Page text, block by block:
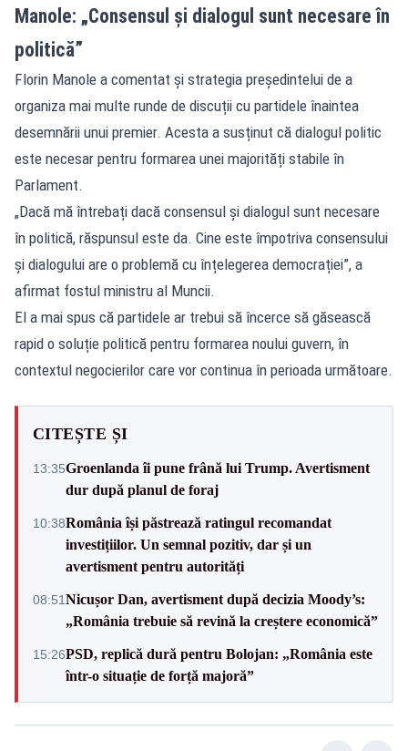
Manole: „Consensul și dialogul sunt necesare în
politică”
Florin Manole a comentat și strategia președintelui de a
organiza mai multe runde de discuții cu partidele înaintea
desemnării unui premier. Acesta a susținut că dialogul politic
este necesar pentru formarea unei majorități stabile în
Parlament.
„Dacă mă întrebați dacă consensul și dialogul sunt necesare
în politică, răspunsul este da. Cine este împotriva consensului
și dialogului are o problemă cu înțelegerea democrației”, a
afirmat fostul ministru al Muncii.
El a mai spus că partidele ar trebui să încerce să găsească
rapid o soluție politică pentru formarea noului guvern, în
contextul negocierilor care vor continua în perioada următoare.
CITEȘTE ȘI
13:35Groenlanda îi pune frână lui Trump. Avertisment
dur după planul de foraj
10:38România își păstrează ratingul recomandat
investițiilor. Un semnal pozitiv, dar și un
avertisment pentru autorități
08:51Nicușor Dan, avertisment după decizia Moody’s:
„România trebuie să revină la creștere economică”
15:26PSD, replică dură pentru Bolojan: „România este
într-o situație de forță majoră”